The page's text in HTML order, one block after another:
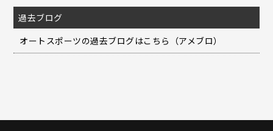
過去ブログ
オートスポーツの過去ブログはこちら（アメブロ）